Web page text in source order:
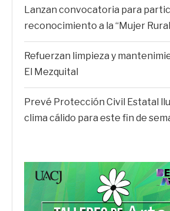
Lanzan convocatoria para
reconocimiento a la “Mujer
Refuerzan limpieza y
El Mezquital
Prevé Protección Civil Estatal
clima cálido para este fin de